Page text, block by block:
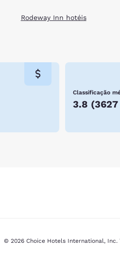
Rodeway Inn hotéis
Classificação
3.8 (
© 2026 Choice Hotels International, Inc.